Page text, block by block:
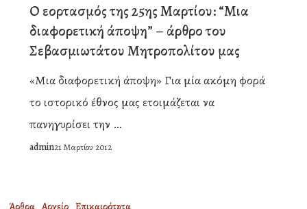
Ευσταθίου
Μ.Παρασκευή
2012
25ης
“Μια
διαφορετική
άποψη”
Ο εορτασμός της 25ης Μαρτίου: “Μια
διαφορετική άποψη” – άρθρο του
Σεβασμιωτάτου Μητροπολίτου μας
«Μια διαφορετική άποψη» Για μία ακόμη φορά
το ιστορικό έθνος μας ετοιμάζεται να
πανηγυρίσει την …
admin21 Μαρτίου 2012
ΟΙ
Άρθρα Αρχείο Επικαιρότητα